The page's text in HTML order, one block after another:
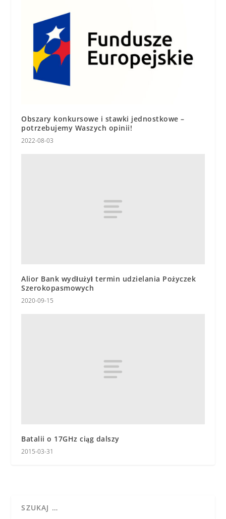
Obszary konkursowe i stawki jednostkowe –
potrzebujemy Waszych opinii!
2022-08-03
Alior Bank wydłużył termin udzielania Pożyczek
Szerokopasmowych
2020-09-15
Batalii o 17GHz ciąg dalszy
2015-03-31